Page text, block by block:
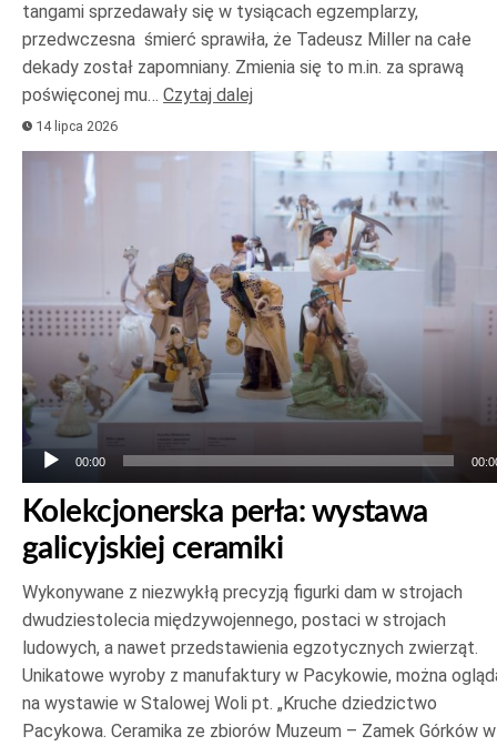
tangami sprzedawały się w tysiącach egzemplarzy,
przedwczesna śmierć sprawiła, że Tadeusz Miller na całe
dekady został zapomniany. Zmienia się to m.in. za sprawą
poświęconej mu… Czytaj dalej
14 lipca 2026
Odtwarzacz
00:00
Kolekcjonerska perła: wystawa
galicyjskiej ceramiki
Wykonywane z niezwykłą precyzją figurki dam w strojach
dwudziestolecia międzywojennego, postaci w strojach
ludowych, a nawet przedstawienia egzotycznych zwierząt.
Unikatowe wyroby z manufaktury w Pacykowie, można
na wystawie w Stalowej Woli pt. „Kruche dziedzictwo
Pacykowa. Ceramika ze zbiorów Muzeum – Zamek Górków w